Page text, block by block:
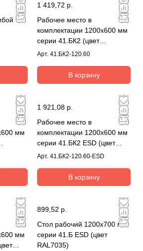
1 419,72 р.
Рабочее место в
комплектации 1200х600 мм
серии 41.БК2 (цвет
RAL7035)
Арт. 41.БК2-120.60
В корзину
мм
1 921,08 р.
Рабочее место в
комплектации 1200х600 мм
серии 41.БК2 ESD (цвет
RAL7035)
Арт. 41.БК2-120.60-ESD
В корзину
мм
899,52 р.
Стол рабочий 1200х700 мм
серии 41.Б ESD (цвет
RAL7035)